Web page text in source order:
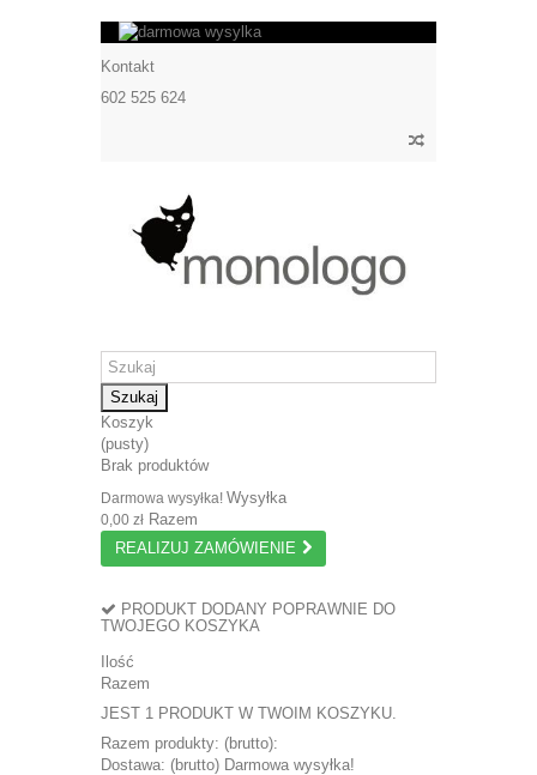
Kontakt
602 525 624
Szukaj
Koszyk
(pusty)
Brak produktów
Darmowa wysyłka! Wysyłka
0,00 zł Razem
REALIZUJ ZAMÓWIENIE
PRODUKT DODANY POPRAWNIE DO
TWOJEGO KOSZYKA
Ilość
Razem
JEST 1 PRODUKT W TWOIM KOSZYKU.
Razem produkty: (brutto):
Dostawa: (brutto) Darmowa wysyłka!